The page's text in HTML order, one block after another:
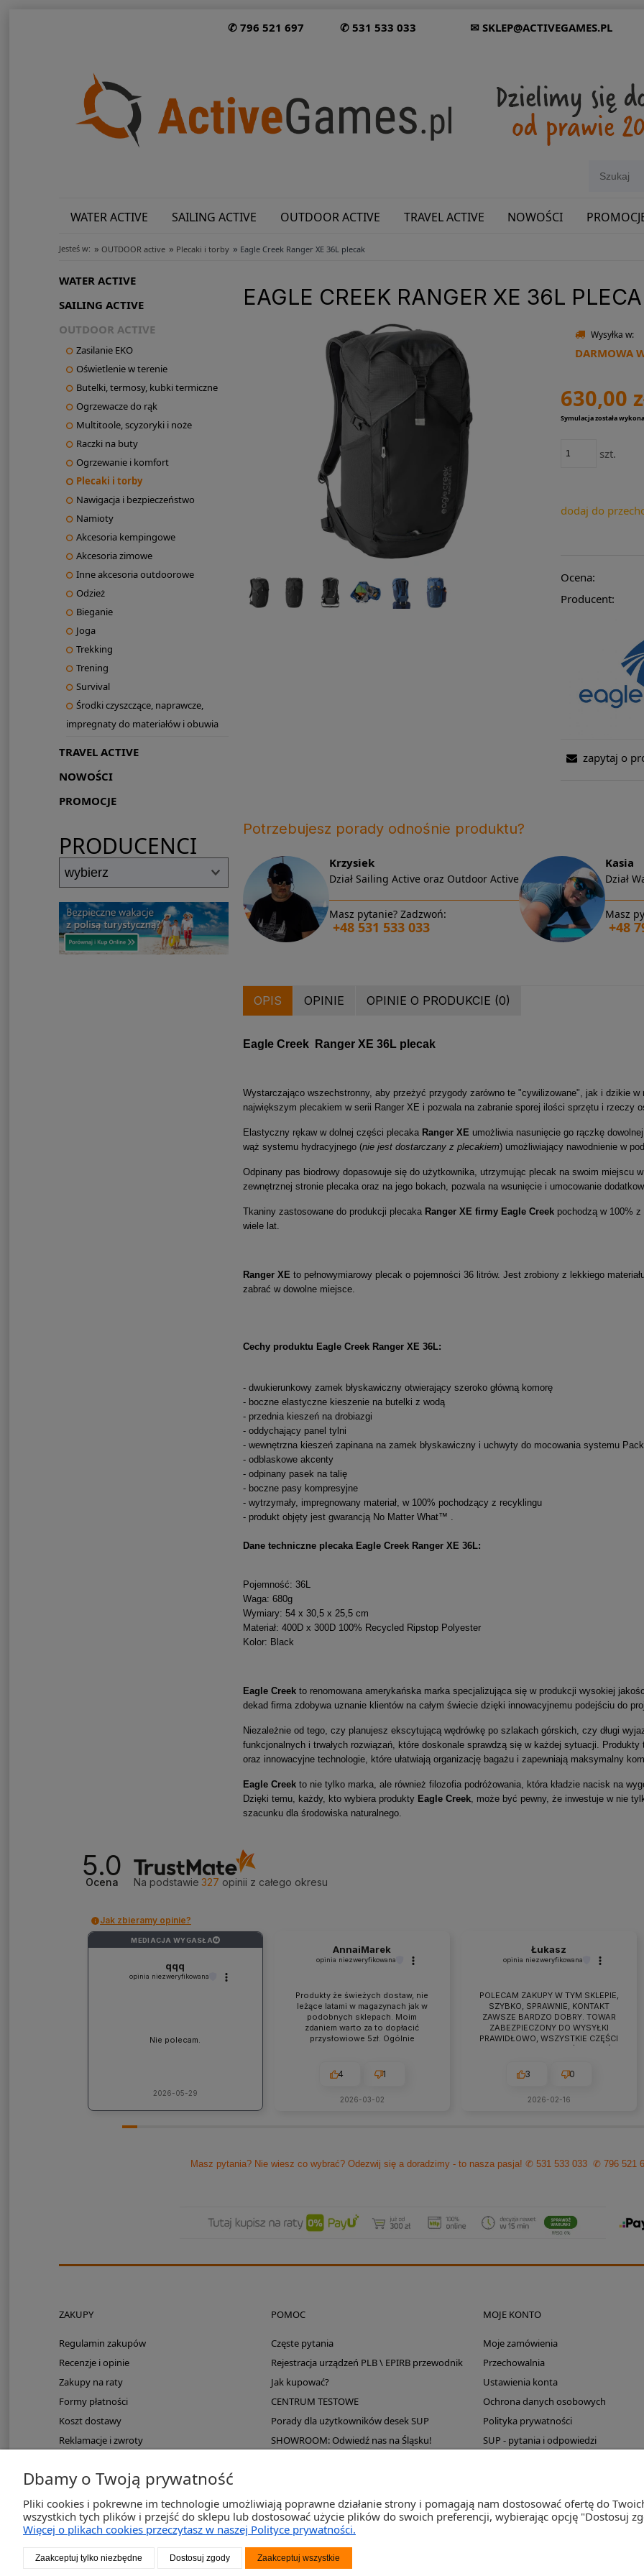
✆ 796 521 697 ✆ 531 533 033 ✉ SKLEP@ACTIVEGAMES.PL
WATER ACTIVE SAILING ACTIVE OUTDOOR ACTIVE TRAVEL ACTIVE NOWOŚCI
Jesteś w: » OUTDOOR active » Plecaki i torby » Eagle Creek Ranger XE 36L plecak
WATER ACTIVE
SAILING ACTIVE
OUTDOOR ACTIVE
Zasilanie EKO
Oświetlenie w terenie
Butelki, termosy, kubki termiczne
Ogrzewacze do rąk
Multitoole, scyzoryki i noże
Raczki na buty
Ogrzewanie i komfort
Plecaki i torby
Nawigacja i bezpieczeństwo
Namioty
Akcesoria kempingowe
Akcesoria zimowe
Inne akcesoria outdoorowe
Odzież
Bieganie
Joga
Trekking
Trening
Survival
Środki czyszczące, naprawcze,
impregnaty do materiałów i obuwia
TRAVEL ACTIVE
NOWOŚCI
PROMOCJE
PRODUCENCI
EAGLE CREEK RANGER XE 36L
Wysyłka w:
DARMOWA
630,00
Symulacja została
szt.
dodaj do
Ocena:
Producent:
zapytaj o
Potrzebujesz porady odnośnie produktu?
Krzysiek
Dział Sailing Active oraz Outdoor Active
Masz pytanie? Zadzwoń:
+48 531 533 033
Kasia
Dział
Masz
+48
OPIS OPINIE OPINIE O PRODUKCIE (0)
Eagle Creek Ranger XE 36L plecak
Wystarczająco wszechstronny, aby przeżyć przygody zarówno te "cywilizowane", jak i dzikie
największym plecakiem w serii Ranger XE i pozwala na zabranie sporej ilości sprzętu i rzeczy
Elastyczny rękaw w dolnej części plecaka Ranger XE umożliwia nasunięcie go rączkę
wąż systemu hydracyjnego (nie jest dostarczany z plecakiem) umożliwiający nawodnienie w
Odpinany pas biodrowy dopasowuje się do użytkownika, utrzymując plecak na swoim miejscu
zewnętrznej stronie plecaka oraz na jego bokach, pozwala na wsunięcie i umocowanie
Tkaniny zastosowane do produkcji plecaka Ranger XE firmy Eagle Creekpochodzą w 100% z
wiele lat.
Ranger XE to pełnowymiarowy plecak o pojemności 36 litrów. Jest zrobiony z lekkiego
zabrać w dowolne miejsce.
Cechy produktu Eagle Creek Ranger XE 36L:
- dwukierunkowy zamek błyskawiczny otwierający szeroko główną komorę
- boczne elastyczne kieszenie na butelki z wodą
- przednia kieszeń na drobiazgi
- oddychający panel tylni
- wewnętrzna kieszeń zapinana na zamek błyskawiczny i uchwyty do mocowania systemu
- odblaskowe akcenty
- odpinany pasek na talię
- boczne pasy kompresyjne
- wytrzymały, impregnowany materiał, w 100% pochodzący z recyklingu
- produkt objęty jest gwarancją No Matter What™ .
Dane techniczne plecaka Eagle Creek Ranger XE 36L:
Pojemność: 36L
Waga: 680g
Wymiary: 54 x 30,5 x 25,5 cm
Materiał: 400D x 300D 100% Recycled Ripstop Polyester
Kolor: Black
Eagle Creekto renomowana amerykańska marka specjalizująca się w produkcji wysokiej
dekad firma zdobywa uznanie klientów na całym świecie dzięki innowacyjnemu podejściu do
Niezależnie od tego, czy planujesz ekscytującą wędrówkę po szlakach górskich, czy długi
funkcjonalnych i trwałych rozwiązań, które doskonale sprawdzą się w każdej sytuacji.
oraz innowacyjne technologie, które ułatwiają organizację bagażu i zapewniają maksymalny
Eagle Creekto nie tylko marka, ale również filozofia podróżowania, która kładzie nacisk na
Dzięki temu, każdy, kto wybiera produkty Eagle Creek, może być pewny, że inwestuje w nie
szacunku dla środowiska naturalnego.
5.0
Ocena Na podstawie 327 opinii z całego okresu
Jak zbieramy opinie?
MEDIACJA WYGASŁA ?
qqq
opinia niezweryfikowana
Nie polecam.
2026-05-29
AnnaiMarek
opinia niezweryfikowana
Produkty że świeżych dostaw, nie
leżące latami w magazynach jak w
podobnych sklepach. Moim
zdaniem warto za to dopłacić
przysłowiowe 5zł. Ogólnie
jakieś problemy zawsze można
liczyć na szybką pomoc czy
Polecam z czystym sumieniem!
4 1
2026-03-02
Łukasz
opinia niezweryfikowana
POLECAM ZAKUPY W TYM SKLEPIE,
SZYBKO, SPRAWNIE, KONTAKT
ZAWSZE BARDZO DOBRY. TOWAR
ZABEZPIECZONY DO WYSYŁKI
PRAWIDŁOWO, WSZYSTKIE CZĘŚCI
WARTO TUTAJ
3 0
2026-02-16
Masz pytania? Nie wiesz co wybrać? Odezwij się a doradzimy - to nasza pasja!✆ 531 533 033 ✆ 796 521
ZAKUPY
Regulamin zakupów
Recenzje i opinie
Zakupy na raty
Formy płatności
Koszt dostawy
Reklamacje i zwroty
PayPo odroczona płatność
POMOC
Częste pytania
Rejestracja urządzeń PLB \ EPIRB przewodnik
Jak kupować?
CENTRUM TESTOWE
Porady dla użytkowników desek SUP
SHOWROOM: Odwiedź nas na Śląsku!
MOJE KONTO
Moje zamówienia
Przechowalnia
Ustawienia konta
Ochrona danych osobowych
Polityka prywatności
SUP - pytania i odpowiedzi
2K-Invest Sp. j. Ul. Św. Wojciecha 60, 41-922 Radzionków, śląskie NIP: 645-241-94-33 REGON:
Dbamy o Twoją prywatność
Pliki cookies i pokrewne im technologie umożliwiają poprawne działanie strony i pomagają nam dostosować ofertę do
wszystkich tych plików i przejść do sklepu lub dostosować użycie plików do swoich preferencji, wybierając opcję "Dostosuj
Więcej o plikach cookies przeczytasz w naszej Polityce prywatności.
Zaakceptuj tylko niezbędne Dostosuj zgody Zaakceptuj wszystkie